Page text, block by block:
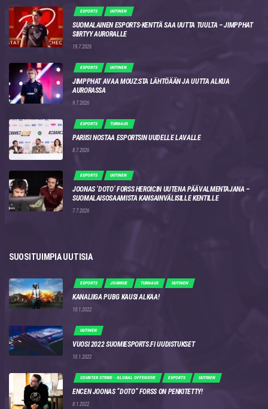
ESPORTS UUTINEN
SUOMALAINEN ESPORTS-KENTTÄ SAA UUTTA TUULTA – JIMPPHAT
SIIRTYY AURORALLE
19.7.2026
ESPORTS UUTINEN
JIMPPHAT AVAA MOUZ:STA LÄHTÖÄÄN JA UUTTA ALKUA
AURORASSA
9.7.2026
ESPORTS TURNAUS
PARIISI NOSTAA ESPORTSIN UUDELLE LAVALLE
8.7.2026
ESPORTS UUTINEN
JOONAS ‘DOTO’ FORSS HEROICIN UUTENA PÄÄVALMENTAJANA –
SUOMALAISOSAAMISTA KANSAINVÄLISILLE KENTILLE
7.7.2026
SUOSITUIMPIA UUTISIA
ESPORTS JOUKKUE TURNAUS UUTINEN
KANALIIGA PUBG KAUSI ALKAA!
10.1.2022
UUTINEN
VUOSI 2022 SUOMIESPORTS.FI UUDISTUKSET
10.1.2022
COUNTER STRIKE - GLOBAL OFFENSIVE ESPORTS UUTINEN
ENCEN JOONAS “DOTO” FORSS ON PENKITETTY!
8.1.2022